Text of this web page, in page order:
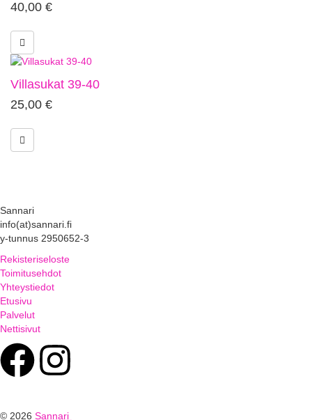
40,00 €
Villasukat 39-40
25,00 €
Sannari
info(at)sannari.fi
y-tunnus 2950652-3
Rekisteriseloste
Toimitusehdot
Yhteystiedot
Etusivu
Palvelut
Nettisivut
© 2026 Sannari